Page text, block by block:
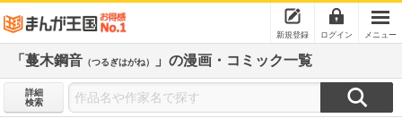
新規登録 ログイン メニュー
「蔓木鋼音 （つるぎはがね） 」の漫画・コミック一覧
詳細
検索